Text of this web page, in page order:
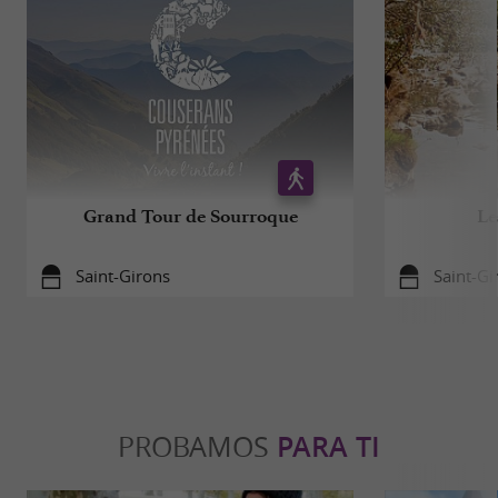
Grand Tour de Sourroque
Saint-Girons Saint-
PROBAMOS PARA TI